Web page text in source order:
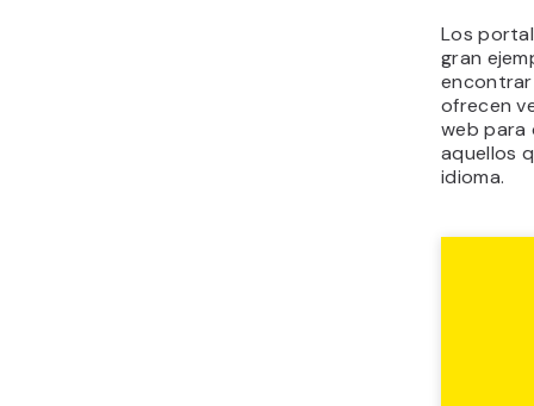
Los
gran
ofrecen
web para
aquellos
idioma.